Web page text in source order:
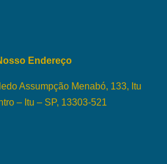
Endereço
Assumpção Menabó, 133, Itu
– Itu – SP, 13303-521